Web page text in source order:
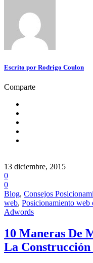
Escrito por Rodrigo Coulon
Comparte
13 diciembre, 2015
0
0
Blog, Consejos
web, Posicionamiento web
Adwords
10 Maneras De
La